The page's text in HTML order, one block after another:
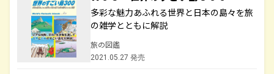
多彩な魅力あふれる世界と日本の島々を旅
の雑学とともに解説
旅の図鑑
2021.05.27 発売